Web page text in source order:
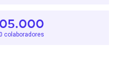
colaboradores